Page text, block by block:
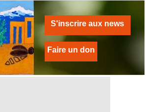
S'inscrire aux news
Faire un don